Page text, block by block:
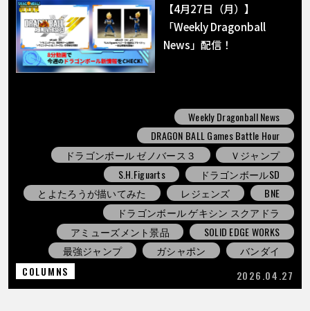
【4月27日（月）】
「Weekly Dragonball
News」配信！
Weekly Dragonball News
DRAGON BALL Games Battle Hour
ドラゴンボール ゼノバース３
Ｖジャンプ
S.H.Figuarts
ドラゴンボールSD
とよたろうが描いてみた
レジェンズ
BNE
ドラゴンボール ゲキシン スクアドラ
アミューズメント景品
SOLID EDGE WORKS
最強ジャンプ
ガシャポン
バンダイ
COLUMNS
2026.04.27